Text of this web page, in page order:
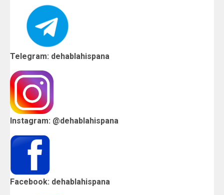
Telegram: dehablahispana
Instagram: @dehablahispana
Facebook: dehablahispana